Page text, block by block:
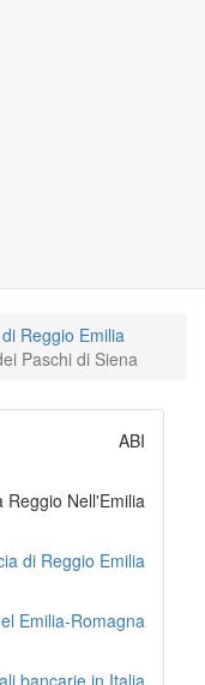
Reggio Emilia
Paschi di Siena
ABI
Reggio Nell'Emilia
di Reggio Emilia
Emilia-Romagna
bancarie in Italia